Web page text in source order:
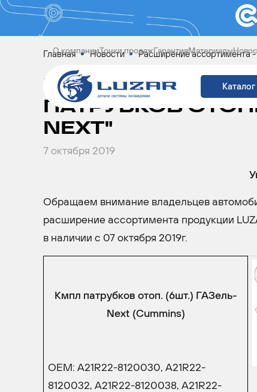
О компанииТочки продажГарантияМатериалы
Каталог
Главная Новости Расширение ассортимента -
РАСШИРЕНИЕ
ПАТРУБКОВ
NEXT"
7 октября 2019
Обращаем внимание владельцев
расширение ассортимента продукции
в наличии с 07 октября 2019г.
Кмпл патрубков отоп. (6шт.) ГАЗель-
Next (Cummins)
OEM: А21R22-8120030, А21R22-
8120032, А21R22-8120038, А21R22-